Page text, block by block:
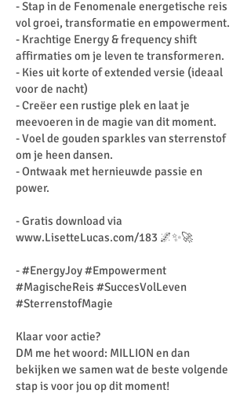
- Stap in de Fenomenale energetische reis
vol groei, transformatie en empowerment.
- Krachtige Energy & frequency shift
affirmaties om je leven te transformeren.
- Kies uit korte of extended versie (ideaal
voor de nacht)
- Creëer een rustige plek en laat je
meevoeren in de magie van dit moment.
- Voel de gouden sparkles van sterrenstof
om je heen dansen.
- Ontwaak met hernieuwde passie en
power.
- Gratis download via
www.LisetteLucas.com/183 🌌✨🚀
- #EnergyJoy #Empowerment
#MagischeReis #SuccesVolLeven
#SterrenstofMagie
Klaar voor actie?
DM me het woord: MILLION en dan
bekijken we samen wat de beste volgende
stap is voor jou op dit moment!